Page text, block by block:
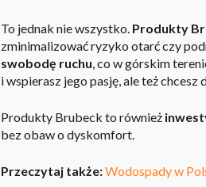
To jednak nie wszystko. Produkty
zminimalizować ryzyko otarć czy
swobodę ruchu , co w górskim
i wspierasz jego pasję, ale też chcesz
Produkty Brubeck to również
bez obaw o dyskomfort.
Przeczytaj także:Wodospady w